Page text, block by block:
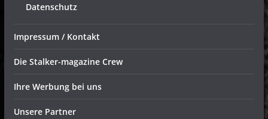
Datenschutz
Impressum / Kontakt
Die Stalker-magazine Crew
Ihre Werbung bei uns
Unsere Partner